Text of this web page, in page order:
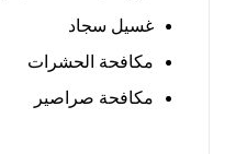
غسيل سجاد
مكافحة الحشرات
مكافحة صراصير